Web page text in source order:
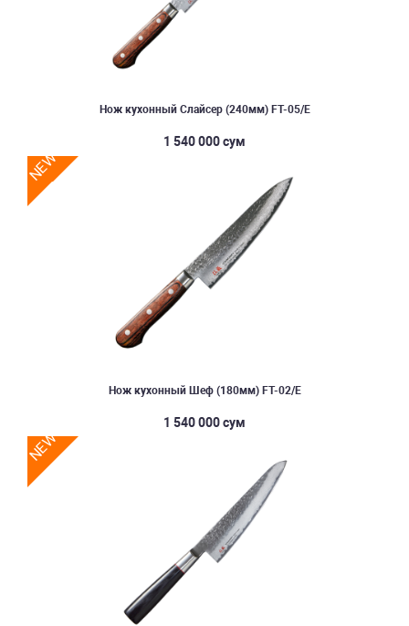
Нож кухонный Слайcер (240мм) FT-05/E
1 540 000 сум
NEW
Нож кухонный Шеф (180мм) FT-02/E
1 540 000 сум
NEW